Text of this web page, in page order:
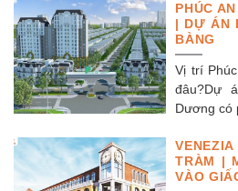
PHÚC
| DỰ ÁN
BÀNG
Vị trí
đâu?Dự
Dương có
TRÀM |
VÀO